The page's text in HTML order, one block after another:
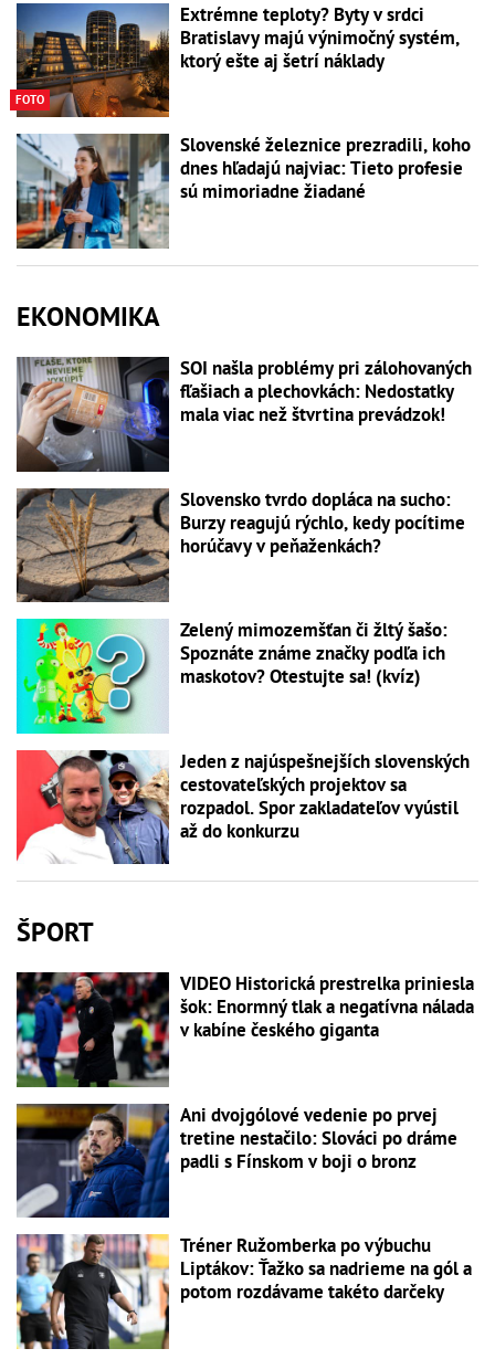
FOTO
Extrémne teploty? Byty v srdci
Bratislavy majú výnimočný systém,
ktorý ešte aj šetrí náklady
Slovenské železnice prezradili, koho
dnes hľadajú najviac: Tieto profesie
sú mimoriadne žiadané
EKONOMIKA
SOI našla problémy pri zálohovaných
fľašiach a plechovkách: Nedostatky
mala viac než štvrtina prevádzok!
Slovensko tvrdo dopláca na sucho:
Burzy reagujú rýchlo, kedy pocítime
horúčavy v peňaženkách?
Zelený mimozemšťan či žltý šašo:
Spoznáte známe značky podľa ich
maskotov? Otestujte sa! (kvíz)
Jeden z najúspešnejších slovenských
cestovateľských projektov sa
rozpadol. Spor zakladateľov vyústil
až do konkurzu
ŠPORT
VIDEO Historická prestrelka priniesla
šok: Enormný tlak a negatívna nálada
v kabíne českého giganta
Ani dvojgólové vedenie po prvej
tretine nestačilo: Slováci po dráme
padli s Fínskom v boji o bronz
Tréner Ružomberka po výbuchu
Liptákov: Ťažko sa nadrieme na gól a
potom rozdávame takéto darčeky